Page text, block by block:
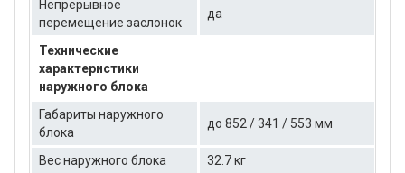
Непрерывное
перемещение заслонок
да
Технические
характеристики
наружного блока
Габариты наружного
блока
до 852 / 341 / 553 мм
Вес наружного блока
32.7 кг